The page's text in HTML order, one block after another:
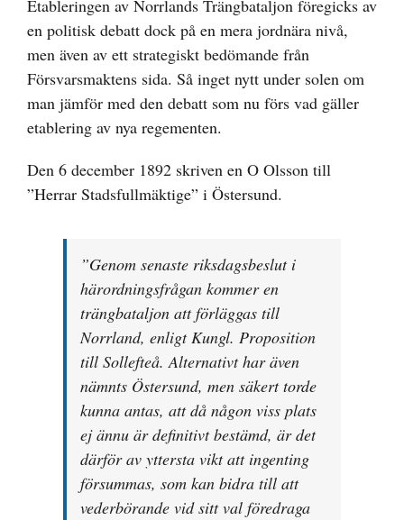
Etableringen av Norrlands Trängbataljon föregicks av
en politisk debatt dock på en mera jordnära nivå,
men även av ett strategiskt bedömande från
Försvarsmaktens sida. Så inget nytt under solen om
man jämför med den debatt som nu förs vad gäller
etablering av nya regementen.
Den 6 december 1892 skriven en O Olsson till
”Herrar Stadsfullmäktige” i Östersund.
”Genom senaste riksdagsbeslut i
härordningsfrågan kommer en
trängbataljon att förläggas till
Norrland, enligt Kungl. Proposition
till Sollefteå. Alternativt har även
nämnts Östersund, men säkert torde
kunna antas, att då någon viss plats
ej ännu är definitivt bestämd, är det
därför av yttersta vikt att ingenting
försummas, som kan bidra till att
vederbörande vid sitt val föredraga